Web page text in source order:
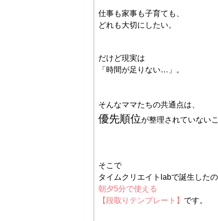
仕事も家事も子育ても、
どれも大切にしたい。
だけど現実は
「時間が足りない…」。
そんなママたちの共通点は、
優先順位が整理されていない
そこで
タイムクリエイトlabで誕生したの
朝夕5分で使える
【段取りテンプレート】 です。